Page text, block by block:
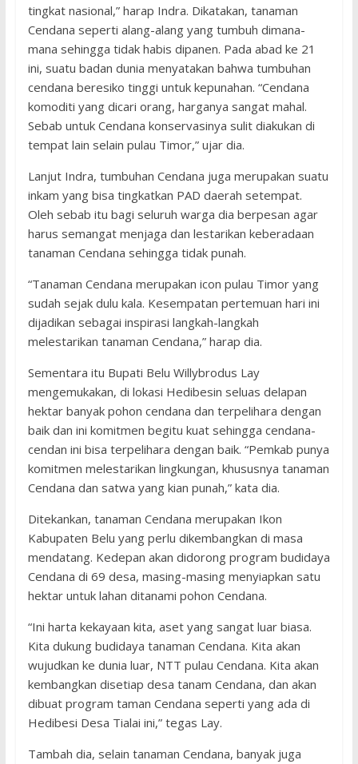
tingkat nasional,” harap Indra. Dikatakan, tanaman
Cendana seperti alang-alang yang tumbuh dimana-
mana sehingga tidak habis dipanen. Pada abad ke 21
ini, suatu badan dunia menyatakan bahwa tumbuhan
cendana beresiko tinggi untuk kepunahan. “Cendana
komoditi yang dicari orang, harganya sangat mahal.
Sebab untuk Cendana konservasinya sulit diakukan di
tempat lain selain pulau Timor,” ujar dia.
Lanjut Indra, tumbuhan Cendana juga merupakan suatu
inkam yang bisa tingkatkan PAD daerah setempat.
Oleh sebab itu bagi seluruh warga dia berpesan agar
harus semangat menjaga dan lestarikan keberadaan
tanaman Cendana sehingga tidak punah.
“Tanaman Cendana merupakan icon pulau Timor yang
sudah sejak dulu kala. Kesempatan pertemuan hari ini
dijadikan sebagai inspirasi langkah-langkah
melestarikan tanaman Cendana,” harap dia.
Sementara itu Bupati Belu Willybrodus Lay
mengemukakan, di lokasi Hedibesin seluas delapan
hektar banyak pohon cendana dan terpelihara dengan
baik dan ini komitmen begitu kuat sehingga cendana-
cendan ini bisa terpelihara dengan baik. “Pemkab punya
komitmen melestarikan lingkungan, khususnya tanaman
Cendana dan satwa yang kian punah,” kata dia.
Ditekankan, tanaman Cendana merupakan Ikon
Kabupaten Belu yang perlu dikembangkan di masa
mendatang. Kedepan akan didorong program budidaya
Cendana di 69 desa, masing-masing menyiapkan satu
hektar untuk lahan ditanami pohon Cendana.
“Ini harta kekayaan kita, aset yang sangat luar biasa.
Kita dukung budidaya tanaman Cendana. Kita akan
wujudkan ke dunia luar, NTT pulau Cendana. Kita akan
kembangkan disetiap desa tanam Cendana, dan akan
dibuat program taman Cendana seperti yang ada di
Hedibesi Desa Tialai ini,” tegas Lay.
Tambah dia, selain tanaman Cendana, banyak juga